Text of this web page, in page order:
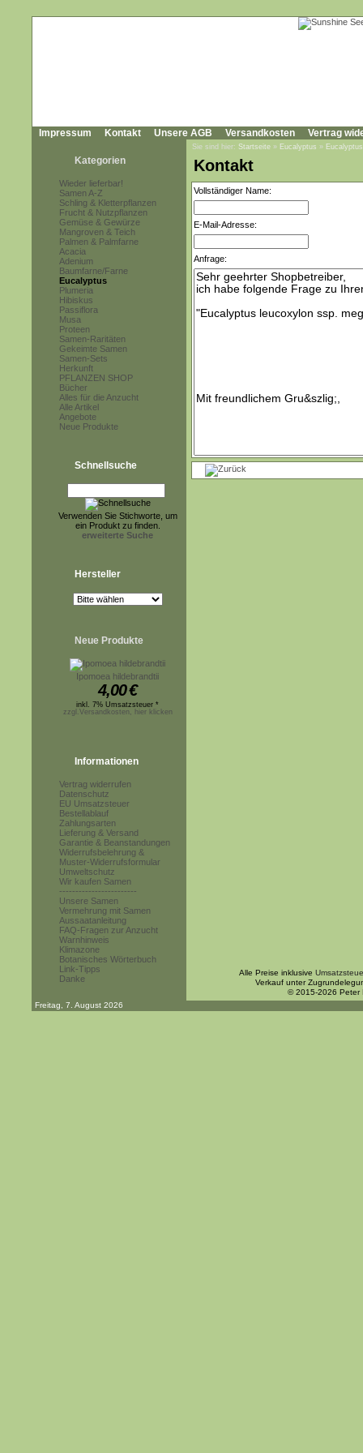
Impressum Kontakt Unsere AGB Versandkosten Vertrag
Kategorien
Wieder lieferbar!
Samen A-Z
Schling & Kletterpflanzen
Frucht & Nutzpflanzen
Gemüse & Gewürze
Mangroven & Teich
Palmen & Palmfarne
Acacia
Adenium
Baumfarne/Farne
Eucalyptus
Plumeria
Hibiskus
Passiflora
Musa
Proteen
Samen-Raritäten
Gekeimte Samen
Samen-Sets
Herkunft
PFLANZEN SHOP
Bücher
Alles für die Anzucht
Alle Artikel
Angebote
Neue Produkte
Schnellsuche
Verwenden Sie Stichworte, um
ein Produkt zu finden.
erweiterte Suche
Hersteller
Neue Produkte
Ipomoea hildebrandtii
4,00€
inkl. 7% Umsatzsteuer *
zzgl.Versandkosten, hier klicken
Informationen
Vertrag widerrufen
Datenschutz
EU Umsatzsteuer
Bestellablauf
Zahlungsarten
Lieferung & Versand
Garantie & Beanstandungen
Widerrufsbelehrung &
Muster-Widerrufsformular
Umweltschutz
Wir kaufen Samen
------------------------
Unsere Samen
Vermehrung mit Samen
Aussaatanleitung
FAQ-Fragen zur Anzucht
Warnhinweis
Klimazone
Botanisches Wörterbuch
Link-Tipps
Danke
Sie sind hier: Startseite » Eucalyptus »
Kontakt
Vollständiger Name:
E-Mail-Adresse:
Anfrage:
Alle Preise inklusive
Verkauf unter
© 2015-2026 Peter
Freitag, 7. August 2026